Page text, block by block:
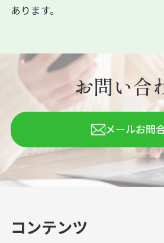
あります。
お問い合
メールお問
コンテンツ